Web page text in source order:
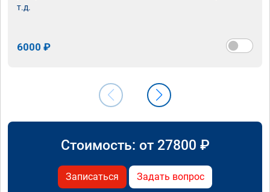
т.д.
6000 ₽
Стоимость: от 27800 ₽
Записаться Задать вопрос